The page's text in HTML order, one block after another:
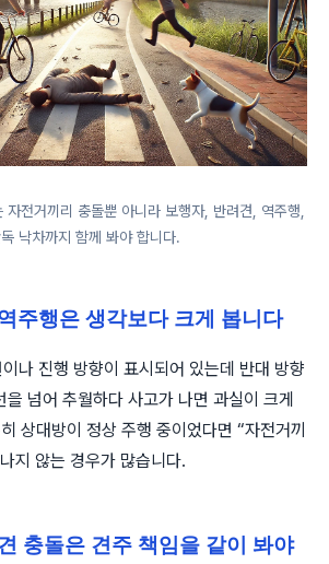
자전거끼리 충돌뿐 아니라 보행자, 반려견, 역주행,
낙차까지 함께 봐야 합니다.
주행은 생각보다 크게 봅니다
나 진행 방향이 표시되어 있는데 반대 방향
넘어 추월하다 사고가 나면 과실이 크게
상대방이 정상 주행 중이었다면 “자전거끼
지 않는 경우가 많습니다.
충돌은 견주 책임을 같이 봐야